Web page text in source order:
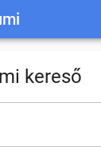
kereső